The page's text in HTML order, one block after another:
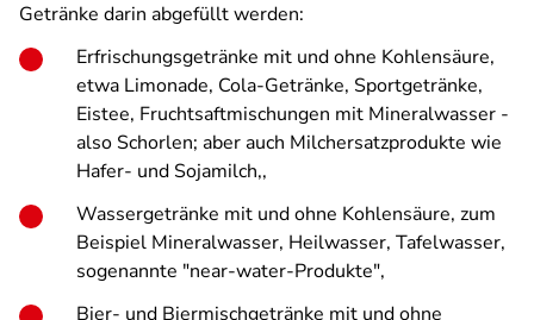
Getränke darin abgefüllt werden:
Erfrischungsgetränke mit und ohne Kohlensäure,
etwa Limonade, Cola-Getränke, Sportgetränke,
Eistee, Fruchtsaftmischungen mit Mineralwasser -
also Schorlen; aber auch Milchersatzprodukte wie
Hafer- und Sojamilch,,
Wassergetränke mit und ohne Kohlensäure, zum
Beispiel Mineralwasser, Heilwasser, Tafelwasser,
sogenannte "near-water-Produkte",
Bier- und Biermischgetränke mit und ohne